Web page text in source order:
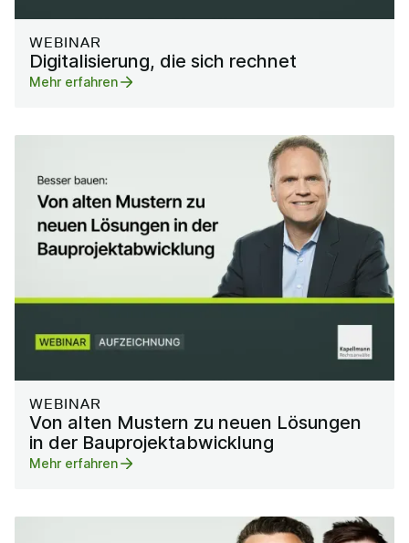
WEBINAR
Digitalisierung, die sich rechnet
Mehr erfahren
WEBINAR
Von alten Mustern zu neuen Lösungen
in der Bauprojektabwicklung
Mehr erfahren